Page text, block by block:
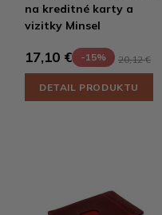
na kreditné karty a
vizitky Minsel
17,10 € -15% 20,12 €
DETAIL PRODUKTU